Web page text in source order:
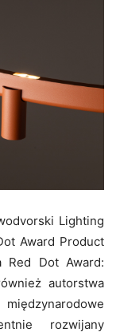
Lighting
Award Product
Red Dot Award:
autorstwa
rozwijany